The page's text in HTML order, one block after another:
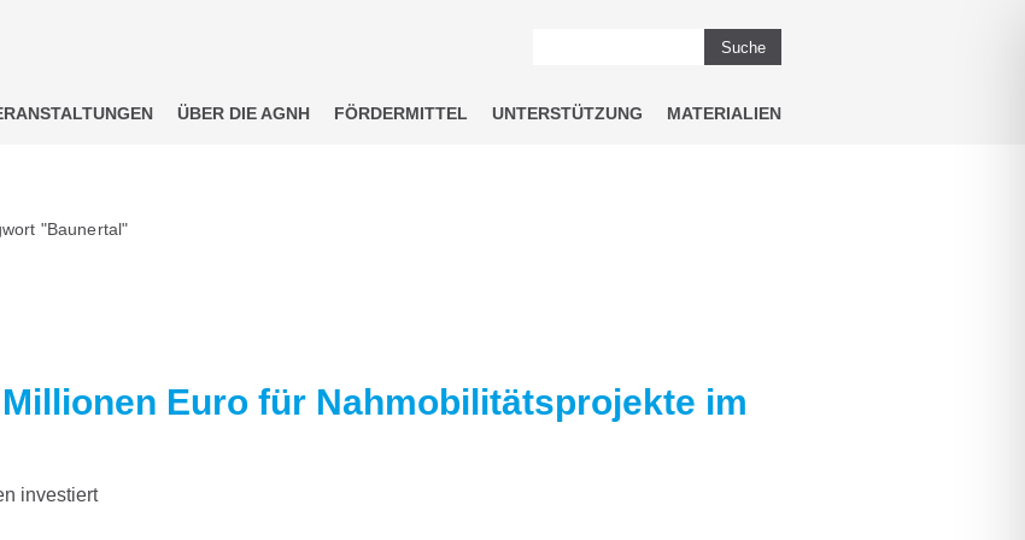
Suche
ÜBER DIE AGNH FÖRDERMITTEL UNTERSTÜTZUNG MATERIALIEN
"Baunertal"
Euro für Nahmobilitätsprojekte im
investiert